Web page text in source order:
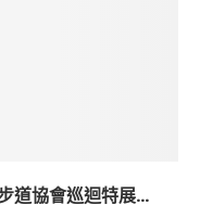
道協會巡迴特展...